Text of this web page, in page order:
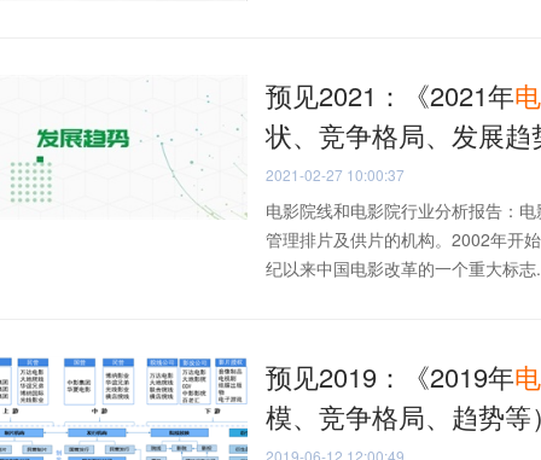
预见2021：《2021年
状、竞争格局、发展趋
2021-02-27 10:00:37
电影院线和电影院行业分析报告：
管理排片及供片的机构。2002年开
纪以来中国电影改革的一个重大标志
预见2019：《2019年
模、竞争格局、趋势等
2019-06-12 12:00:49